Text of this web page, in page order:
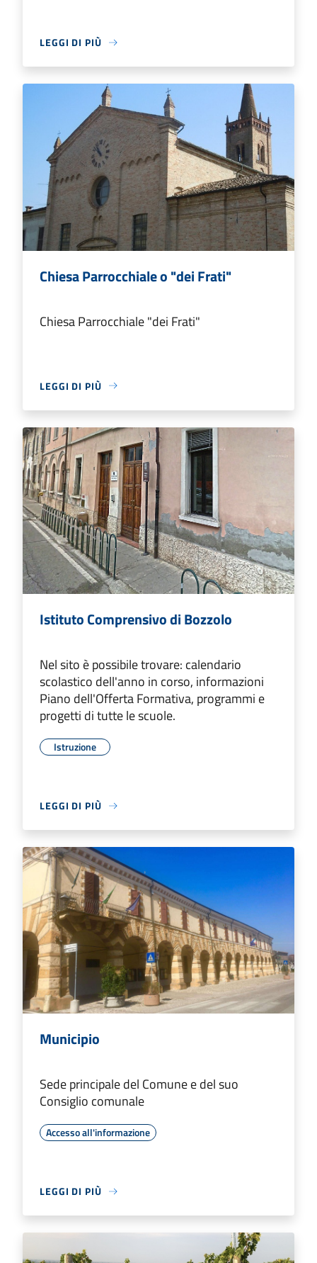
LEGGI DI PIÙ
Chiesa Parrocchiale o "dei Frati"
Chiesa Parrocchiale "dei Frati"
LEGGI DI PIÙ
Istituto Comprensivo di Bozzolo
Nel sito è possibile trovare: calendario
scolastico dell'anno in corso, informazioni
Piano dell'Offerta Formativa, programmi e
progetti di tutte le scuole.
Istruzione
LEGGI DI PIÙ
Municipio
Sede principale del Comune e del suo
Consiglio comunale
Accesso all'informazione
LEGGI DI PIÙ